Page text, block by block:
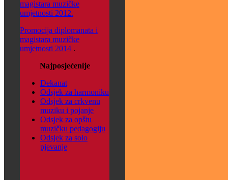
magistara muzičke
umjetnosti 2012.
Promocija diplomanata i
magistara muzičke
umjetnosti 2014 .
Najposjećenije
Dekanat
Odsjek za harmoniku
Odsjek za crkvenu
muziku i pojanje
Odsjek za opštu
muzičku pedagogiju
Odsjek za solo
pjevanje